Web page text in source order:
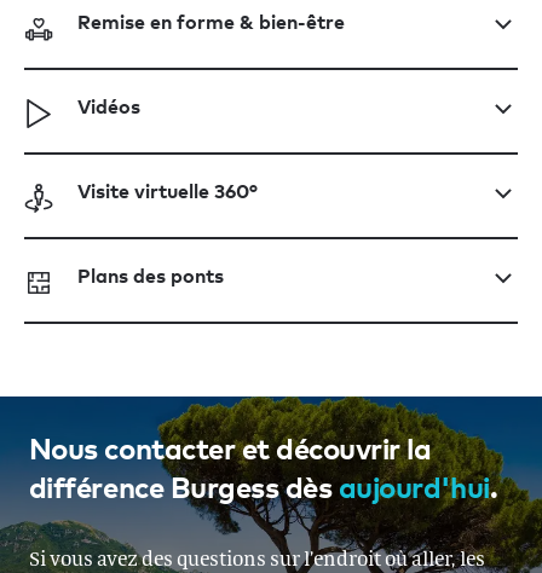
Remise en forme & bien-être
Vidéos
Visite virtuelle 360°
Plans des ponts
Nous contacter et découvrir la
différence Burgess dès aujourd'hui.
Si vous avez des questions sur l’endroit où aller, les